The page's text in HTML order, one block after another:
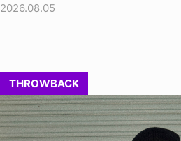
2026.08.05
THROWBACK